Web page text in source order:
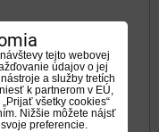
tejto webovej
údajov o jej
a služby tretích
k partnerom v EÚ,
všetky cookies“
Nižšie môžete nájsť
preferencie.